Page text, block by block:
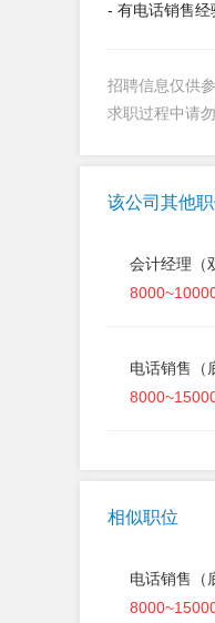
- 有电话销售经
招聘信息仅供
求职过程中请
该公司其他
会计经理（
电话销售（
相似职位
电话销售（